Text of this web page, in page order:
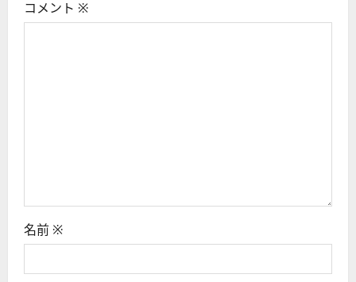
コメント ※
名前 ※